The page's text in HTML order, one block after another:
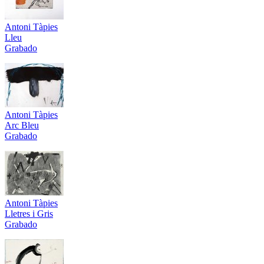
Antoni Tàpies
Lleu
Grabado
Antoni Tàpies
Arc Bleu
Grabado
Antoni Tàpies
Lletres i Gris
Grabado